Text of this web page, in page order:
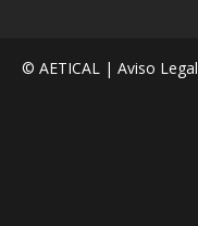
© AETICAL | Aviso Legal